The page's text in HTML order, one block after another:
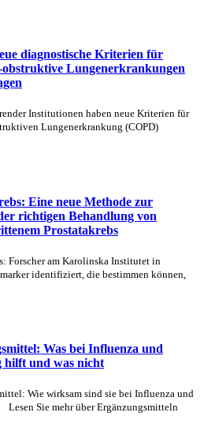
diagnostische Kriterien für
obstruktive Lungenerkrankungen
Institutionen haben neue Kriterien für
Lungenerkrankung (COPD)
Eine neue Methode zur
richtigen Behandlung von
Prostatakrebs
Forscher am Karolinska Institutet in
identifiziert, die bestimmen können,
Was bei Influenza und
hilft und was nicht
Wie wirksam sind sie bei Influenza und
Sie mehr über Ergänzungsmitteln